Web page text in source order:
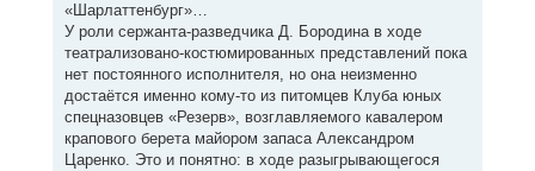
«Шарлаттенбург»…
У роли сержанта-разведчика Д. Бородина в ходе
театрализовано-костюмированных представлений пока
нет постоянного исполнителя, но она неизменно
достаётся именно кому-то из питомцев Клуба юных
спецназовцев «Резерв», возглавляемого кавалером
крапового берета майором запаса Александром
Царенко. Это и понятно: в ходе разыгрывающегося